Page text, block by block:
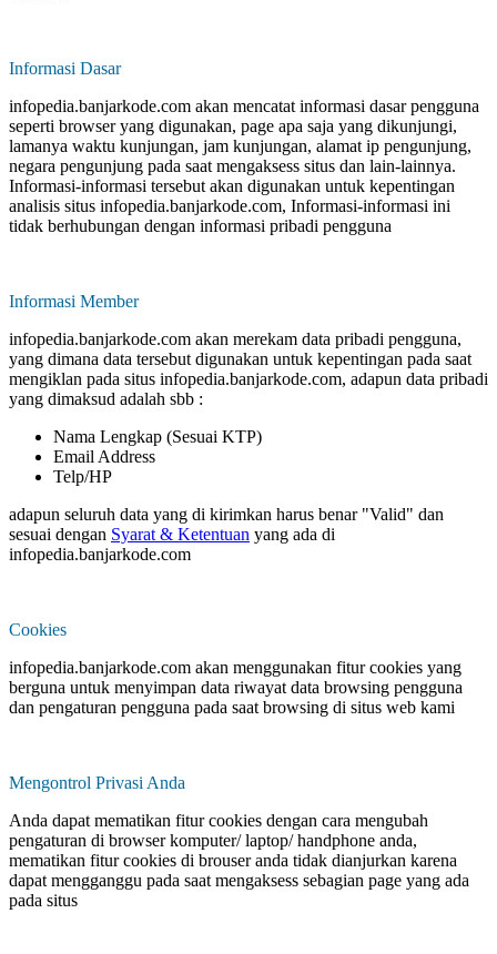
Informasi Dasar
infopedia.banjarkode.com akan mencatat informasi dasar pengguna
seperti browser yang digunakan, page apa saja yang dikunjungi,
lamanya waktu kunjungan, jam kunjungan, alamat ip pengunjung,
negara pengunjung pada saat mengaksess situs dan lain-lainnya.
Informasi-informasi tersebut akan digunakan untuk kepentingan
analisis situs infopedia.banjarkode.com, Informasi-informasi ini
tidak berhubungan dengan informasi pribadi pengguna
Informasi Member
infopedia.banjarkode.com akan merekam data pribadi pengguna,
yang dimana data tersebut digunakan untuk kepentingan pada saat
mengiklan pada situs infopedia.banjarkode.com, adapun data pribadi
yang dimaksud adalah sbb :
Nama Lengkap (Sesuai KTP)
Email Address
Telp/HP
adapun seluruh data yang di kirimkan harus benar "Valid" dan
sesuai dengan Syarat & Ketentuan yang ada di
infopedia.banjarkode.com
Cookies
infopedia.banjarkode.com akan menggunakan fitur cookies yang
berguna untuk menyimpan data riwayat data browsing pengguna
dan pengaturan pengguna pada saat browsing di situs web kami
Mengontrol Privasi Anda
Anda dapat mematikan fitur cookies dengan cara mengubah
pengaturan di browser komputer/ laptop/ handphone anda,
mematikan fitur cookies di brouser anda tidak dianjurkan karena
dapat mengganggu pada saat mengaksess sebagian page yang ada
pada situs